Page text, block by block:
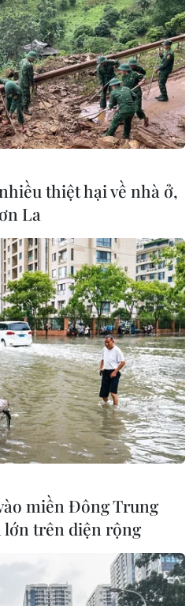
thiệt hại về nhà ở,
La
miền Đông Trung
lớn trên diện rộng